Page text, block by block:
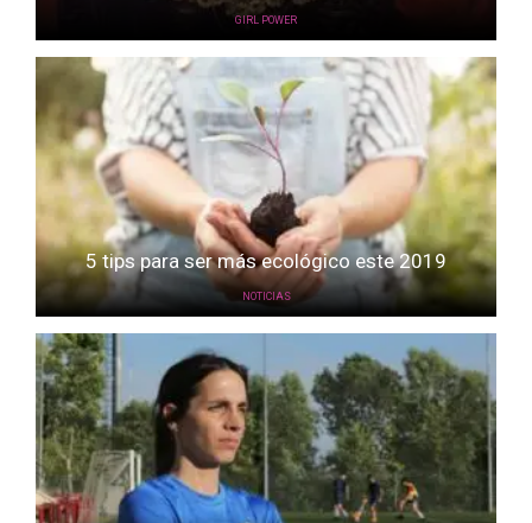
GIRL POWER
5 tips para ser más ecológico este 2019
NOTICIAS